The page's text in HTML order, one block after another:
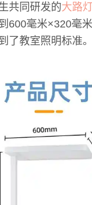
共同研发的大路
600毫米×320毫
了教室照明标准。